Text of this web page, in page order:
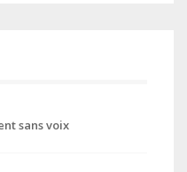
sans voix